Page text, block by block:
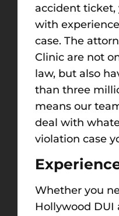
accident
with
case. The
Clinic are not
law, but also
than three
means our
deal with
violation case
Whether you
Hollywood DUI